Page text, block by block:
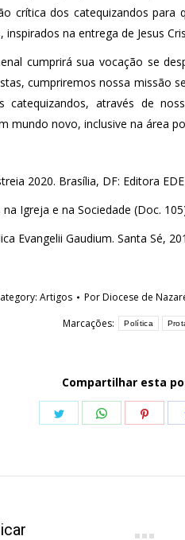
crítica dos catequizandos
na entrega de Jesus
cumprirá sua vocação se
cumpriremos nossa
catequizandos, através de
mundo novo, inclusive na área
2020. Brasília, DF: Editora
Igreja e na Sociedade (Doc.
Evangelii Gaudium. Santa Sé,
Artigos PorDiocese de
Marcações:
Política
Compartilhar esta
Share Share
Share